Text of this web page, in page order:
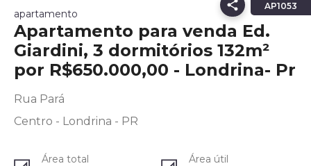
AP1053
apartamento
Apartamento para venda Ed.
Giardini, 3 dormitórios 132m²
por R$650.000,00 - Londrina- Pr
Rua Pará
Centro - Londrina - PR
Área total Área útil